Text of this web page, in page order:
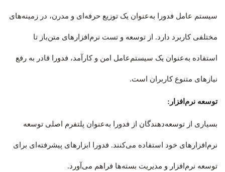
سیستم عامل فدورا به‌عنوان یک توزیع حرفه‌ای و مدرن، در زمینه‌های
مختلفی کاربرد دارد. از توسعه و تست نرم‌افزارهای متن‌باز تا
استفاده به‌عنوان یک سیستم‌عامل امن و کارآمد، فدورا قادر به رفع
نیازهای متنوع کاربران است.
توسعه نرم‌افزار:
بسیاری از توسعه‌دهندگان از فدورا به‌عنوان پلتفرم اصلی توسعه
نرم‌افزارهای خود استفاده می‌کنند. فدورا ابزارهای پیشرفته‌ای برای
توسعه نرم‌افزار و مدیریت بسته‌ها فراهم می‌آورد.